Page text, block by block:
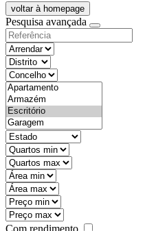
voltar à homepage
Pesquisa avançada
objective
districtId
countyId
types
state
mintypo
maxtypo
minarea
maxarea
minprice
maxprice
Com rendimento